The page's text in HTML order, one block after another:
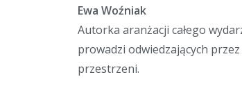
Ewa Woźniak
Autorka aranżacji całego
prowadzi odwiedzających
przestrzeni.